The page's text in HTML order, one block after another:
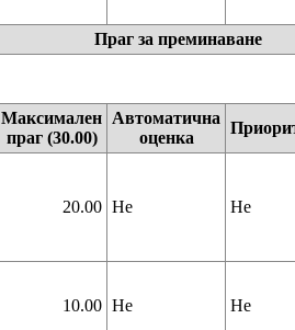
Праг за преминаване
Максимален
праг (30.00)
Автоматична
оценка
20.00 Не Не
10.00 Не Не